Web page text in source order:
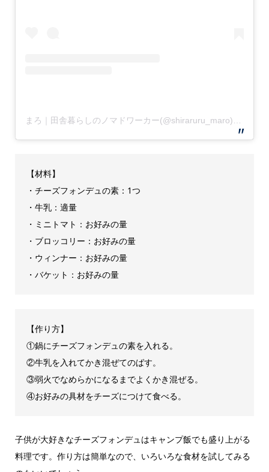
【材料】
・チーズフォンデュの素：1つ
・牛乳：適量
・ミニトマト：お好みの量
・ブロッコリー：お好みの量
・ウィンナー：お好みの量
・バケット：お好みの量
【作り方】
①鍋にチーズフォンデュの素を入れる。
②牛乳を入れてかき混ぜてのばす。
③弱火でなめらかになるまでよくかき混ぜる。
④お好みの具材をチーズにつけて食べる。
子供が大好きなチーズフォンデュはキャンプ飯でも盛り上がる
料理です。作り方は簡単なので、いろいろな食材を試してみる